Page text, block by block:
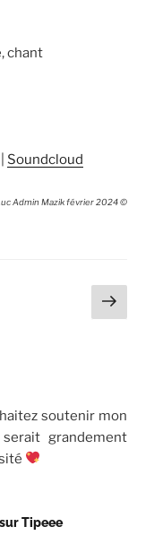
chant
Soundcloud
Admin Mazik février 2024 ©
Page
soutenir mon
grandement
sur Tipeee